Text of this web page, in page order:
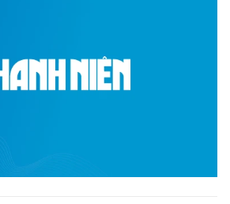
Magazine
Bạn cần biết